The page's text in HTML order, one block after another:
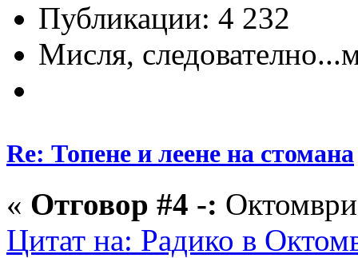
Публикации: 4 232
Мисля,
Re: Топене и леене на стомана
« Отговор #4 -:
Цитат на: Радико в